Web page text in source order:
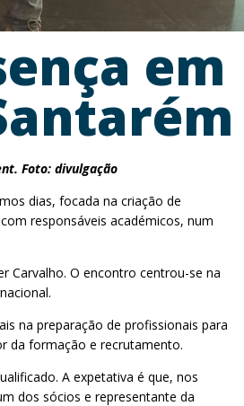
em
Foto: divulgação
dias, focada na criação de
responsáveis académicos, num
Carvalho. O encontro centrou-se na
na preparação de profissionais para
da formação e recrutamento.
A expetativa é que, nos
dos sócios e representante da